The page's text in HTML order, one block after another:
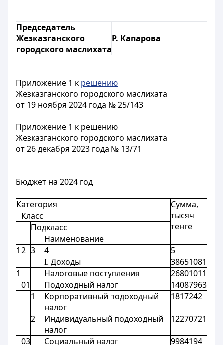
Председатель
Жезказганского
городского маслихата
Р. Капарова
Приложение 1 к решению
Жезказганского городского маслихата
от 19 ноября 2024 года № 25/143
Приложение 1 к решению
Жезказганского городского маслихата
от 26 декабря 2023 года № 13/71
Бюджет на 2024 год
Категория
Сумма,
тысяч
тенге
Класс
Подкласс
Наименование
12 3 4
5
I. Доходы
38651081
1
Налоговые поступления
26801011
01
Подоходный налог
14087963
1
Корпоративный подоходный
налог
1817242
2
Индивидуальный подоходный
налог
12270721
03 Социальный налог
9984194